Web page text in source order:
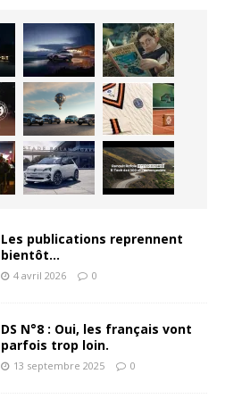
Les publications reprennent
bientôt…
4 avril 2026 0
DS N°8 : Oui, les français vont
parfois trop loin.
13 septembre 2025 0